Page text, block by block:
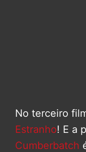
No terceiro
Estranho! E a
Cumberbatch